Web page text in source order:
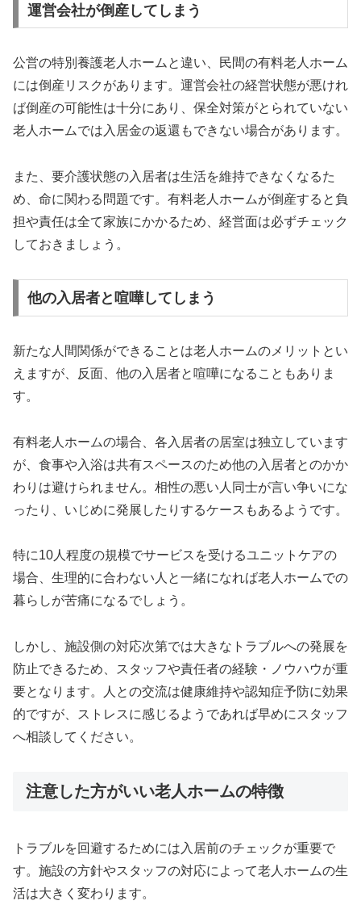
運営会社が倒産してしまう
公営の特別養護老人ホームと違い、民間の有料老人ホーム
には倒産リスクがあります。運営会社の経営状態が悪けれ
ば倒産の可能性は十分にあり、保全対策がとられていない
老人ホームでは入居金の返還もできない場合があります。
また、要介護状態の入居者は生活を維持できなくなるた
め、命に関わる問題です。有料老人ホームが倒産すると負
担や責任は全て家族にかかるため、経営面は必ずチェック
しておきましょう。
他の入居者と喧嘩してしまう
新たな人間関係ができることは老人ホームのメリットとい
えますが、反面、他の入居者と喧嘩になることもありま
す。
有料老人ホームの場合、各入居者の居室は独立しています
が、食事や入浴は共有スペースのため他の入居者とのかか
わりは避けられません。相性の悪い人同士が言い争いにな
ったり、いじめに発展したりするケースもあるようです。
特に10人程度の規模でサービスを受けるユニットケアの
場合、生理的に合わない人と一緒になれば老人ホームでの
暮らしが苦痛になるでしょう。
しかし、施設側の対応次第では大きなトラブルへの発展を
防止できるため、スタッフや責任者の経験・ノウハウが重
要となります。人との交流は健康維持や認知症予防に効果
的ですが、ストレスに感じるようであれば早めにスタッフ
へ相談してください。
注意した方がいい老人ホームの特徴
トラブルを回避するためには入居前のチェックが重要で
す。施設の方針やスタッフの対応によって老人ホームの生
活は大きく変わります。